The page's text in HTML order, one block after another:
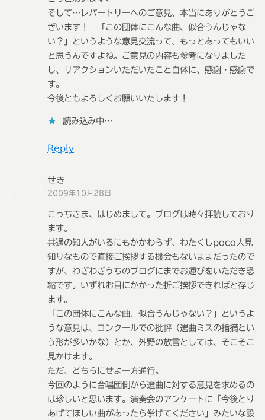
そして…レパートリーへのご意見、本当にありがとうご
ざいます！ 「この団体にこんな曲、似合うんじゃな
い？」というような意見交流って、もっとあってもいい
と思うんですよね。ご意見の内容も参考になりました
し、リアクションいただいたこと自体に、感謝・感謝で
す。
今後ともよろしくお願いいたします！
読み込み中…
Reply
せき
2009年10月28日
こっちさま、はじめまして。ブログは時々拝読しており
ます。
共通の知人がいるにもかかわらず、わたくしpoco人見
知りなもので直接ご挨拶する機会もないままだったので
すが、わざわざうちのブログにまでお運びをいただき恐
縮です。いずれお目にかかった折ご挨拶できればと存じ
ます。
「この団体にこんな曲、似合うんじゃない？」というよ
うな意見は、コンクールでの批評（選曲ミスの指摘とい
う形が多いかな）とか、外野の放言としては、そこそこ
見かけます。
ただ、どちらにせよ一方通行。
今回のように合唱団側から選曲に対する意見を求めるの
は珍しいと思います。演奏会のアンケートに「今後とり
あげてほしい曲があったら挙げてください」みたいな設